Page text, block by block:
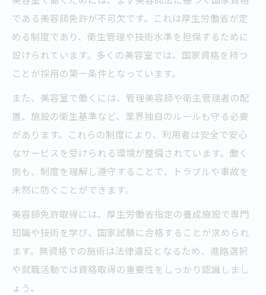
美容室での業務制限と法律のポイント解説
資格なしで従事できる美容関連の仕事を紹
介
美容師資格取得に求められる準備と進路選択
美容師資格取得に必要な準備と進路の選び
方
美容室で働くための専門学校や通信課程の
特徴
中学生からできる美容師になるための準備
方法
美容師になるために今から始める学習と対
策
美容室業界で求められるスキルと進路の考
え方
である美容師免許が不可欠です。これは厚生労働省が定
める制度であり、衛生管理や技術水準を担保するために
設けられています。多くの美容室では、国家資格を持つ
ことが採用の第一条件となっています。
また、美容室で働くには、管理美容師や衛生管理者の配
置、施設の衛生基準など、業界独自のルールも守る必要
があります。これらの制度により、利用者は安全で安心
なサービスを受けられる環境が整備されています。働く
側も、制度を理解し遵守することで、トラブルや事故を
未然に防ぐことができます。
美容師免許取得には、厚生労働省指定の養成施設で専門
知識や技術を学び、国家試験に合格することが求められ
ます。無資格での施術は法律違反となるため、進路選択
や就職活動では資格取得の重要性をしっかり認識しまし
ょう。